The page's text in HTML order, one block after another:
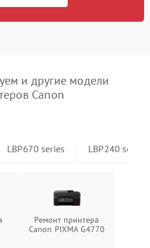
и другие модели
Canon
LBP670 series LBP240 series
Ремонт принтера
Canon PIXMA G4770